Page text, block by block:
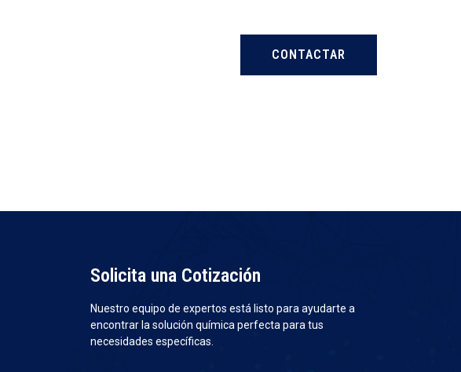
CONTACTAR
Solicita una Cotización
Nuestro equipo de expertos está listo para ayudarte a
encontrar la solución química perfecta para tus
necesidades específicas.